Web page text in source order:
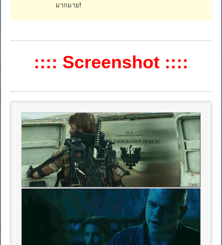
มากมาย!
:::: Screenshot ::::